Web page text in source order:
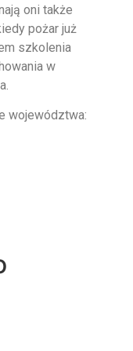
oni także
pożar już
szkolenia
w
województwa: